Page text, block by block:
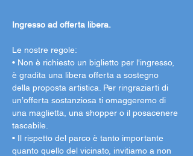
Ingresso ad offerta libera.
Le nostre regole:
• Non è richiesto un biglietto per l'ingresso,
è gradita una libera offerta a sostegno
della proposta artistica. Per ringraziarti di
un’offerta sostanziosa ti omaggeremo di
una maglietta, una shopper o il posacenere
tascabile.
• Il rispetto del parco è tanto importante
quanto quello del vicinato, invitiamo a non